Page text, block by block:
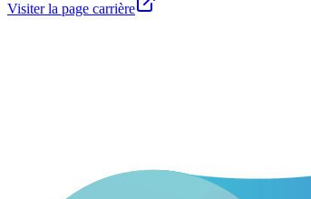
Visiter la page carrière